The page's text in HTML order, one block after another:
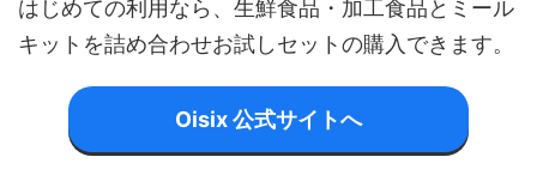
はじめての利用なら、生鮮食品・加工食品とミール
キットを詰め合わせお試しセットの購入できます。
Oisix 公式サイトへ